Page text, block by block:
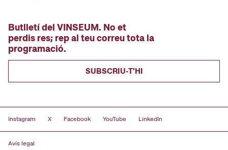
Butlletí del VINSEUM. No et
perdis res; rep al teu correu tota la
programació.
SUBSCRIU-T'HI
Instagram X Facebook YouTube LinkedIn
Avís legal